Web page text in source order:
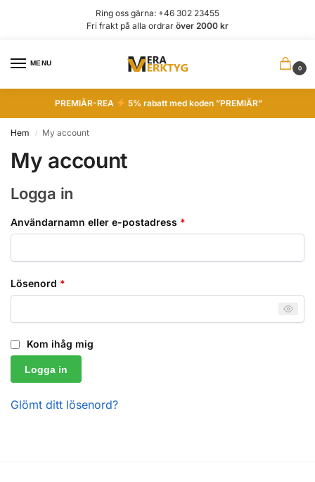
Ring oss gärna: +46 302 23455
Fri frakt på alla ordrar över 2000 kr
MENU
0
PREMIÄR-REA 5% rabatt med koden ”PREMIÄR”
Hem / My account
My account
Logga in
Användarnamn eller e-postadress *
Lösenord *
Kom ihåg mig
Logga in
Glömt ditt lösenord?